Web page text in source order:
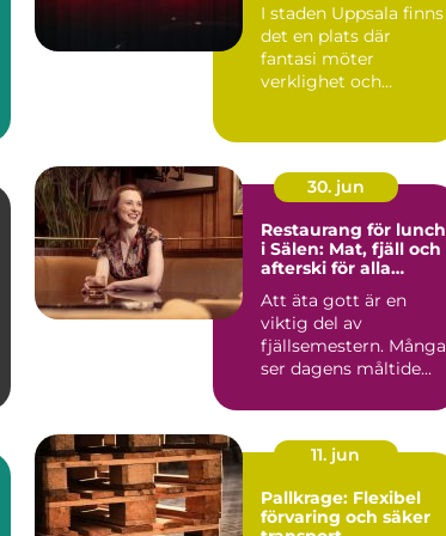
I staden Uppsala finns
det en plats där
fantasi möter
verklighet och
30. jun
Restaurang för lunch
i Sälen: Mat, fjäll och
afterski för alla
Att äta gott är en
viktig del av
fjällsemestern. Många
ser dagens måltide...
11. jun
Pallkrage: Flexibel
förvaring och säker